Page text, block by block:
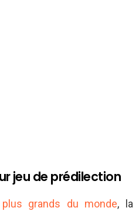
jeu de prédilection
grands du monde, la